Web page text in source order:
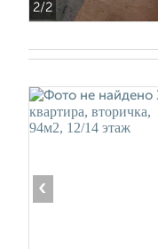
2/2
‹